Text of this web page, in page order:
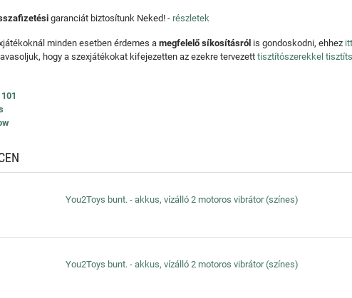
garanciát biztosítunk Neked! - részletek
minden esetben érdemes a megfelelő síkosításról is gondoskodni, ehhez
hogy a szexjátékokat kifejezetten az ezekre tervezett tisztítószerekkel
You2Toys bunt. - akkus, vízálló 2 motoros vibrátor (színes)
You2Toys bunt. - akkus, vízálló 2 motoros vibrátor (színes)